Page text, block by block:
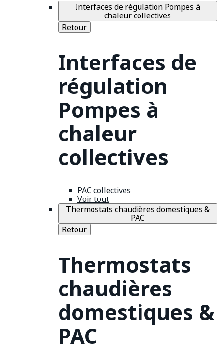
Interfaces de régulation Pompes à
chaleur collectives
Retour
Interfaces de
régulation
Pompes à
chaleur
collectives
PAC collectives
Voir tout
Thermostats chaudières domestiques &
PAC
Retour
Thermostats
chaudières
domestiques &
PAC